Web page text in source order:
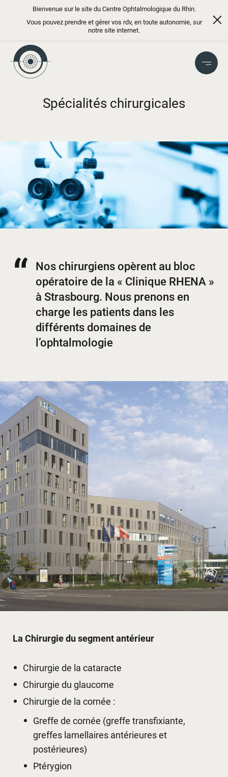
Bienvenue sur le site du Centre Ophtalmologique du Rhin.
Vous pouvez prendre et gérer vos rdv, en toute autonomie, sur
notre site internet.
Spécialités chirurgicales
Nos chirurgiens opèrent au bloc
opératoire de la « Clinique RHENA »
à Strasbourg. Nous prenons en
charge les patients dans les
différents domaines de
l’ophtalmologie
La Chirurgie du segment antérieur
Chirurgie de la cataracte
Chirurgie du glaucome
Chirurgie de la cornée :
Greffe de cornée (greffe transfixiante,
greffes lamellaires antérieures et
postérieures)
Ptérygion